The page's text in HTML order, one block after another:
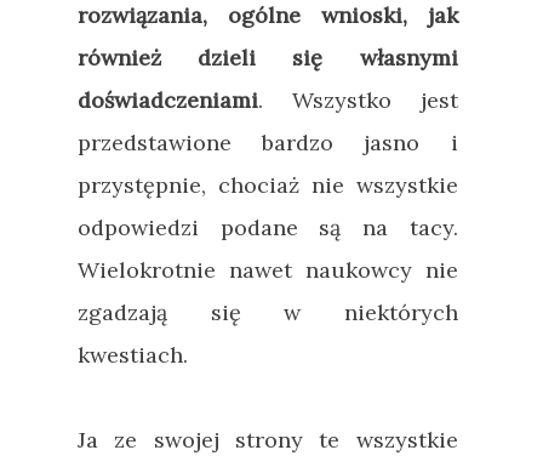
rozwiązania, ogólne wnioski, jak
również dzieli się własnymi
doświadczeniami. Wszystko jest
przedstawione bardzo jasno i
przystępnie, chociaż nie wszystkie
odpowiedzi podane są na tacy.
Wielokrotnie nawet naukowcy nie
zgadzają się w niektórych
kwestiach.
Ja ze swojej strony te wszystkie